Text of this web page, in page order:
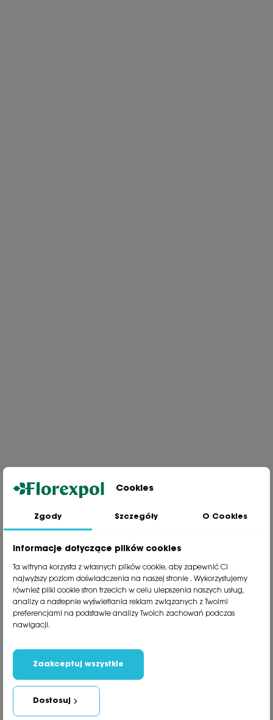
Jesteśmy wiodącą firmą wysyłkową roślin na terenie Polski. Od ponad
30 lat dzielimy się z naszymi Klientami naszą pasją, doświadczeniem i
81 533 23 05
phone81 533 30 50
phone 81 533 82 20
Polecane kategorie
Informacje
Social Media
Cookies
Zgody Szczegóły O Cookies
Informacje dotyczące plików cookies
Ta witryna korzysta z własnych plików cookie, aby zapewnić Ci
najwyższy poziom doświadczenia na naszej stronie . Wykorzystujemy
również pliki cookie stron trzecich w celu ulepszenia naszych usług,
analizy a nastepnie wyświetlania reklam związanych z Twoimi
preferencjami na podstawie analizy Twoich zachowań podczas
nawigacji.
Dostosuj
Zaakceptuj wszystkie